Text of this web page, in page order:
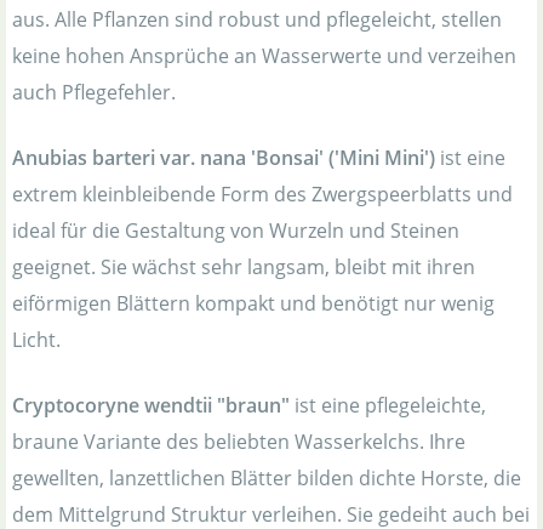
aus. Alle Pflanzen sind robust und pflegeleicht, stellen
keine hohen Ansprüche an Wasserwerte und verzeihen
auch Pflegefehler.
Anubias barteri var. nana 'Bonsai' ('Mini Mini') ist eine
extrem kleinbleibende Form des Zwergspeerblatts und
ideal für die Gestaltung von Wurzeln und Steinen
geeignet. Sie wächst sehr langsam, bleibt mit ihren
eiförmigen Blättern kompakt und benötigt nur wenig
Licht.
Cryptocoryne wendtii "braun" ist eine pflegeleichte,
braune Variante des beliebten Wasserkelchs. Ihre
gewellten, lanzettlichen Blätter bilden dichte Horste, die
dem Mittelgrund Struktur verleihen. Sie gedeiht auch bei